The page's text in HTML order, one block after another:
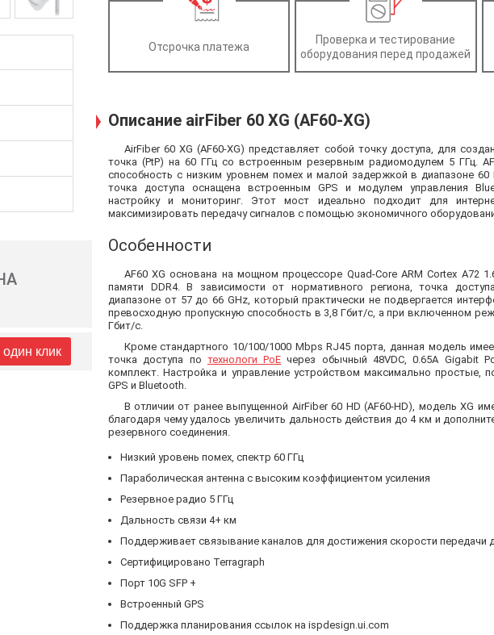
один клик
Отсрочка платежа
Проверка и тестирование
оборудования перед продажей
Описание airFiber 60 XG (AF60-XG)
AirFiber 60 XG (AF60-XG) представляет собой точку доступа, для
точка (PtP) на 60 ГГц со встроенным резервным радиомодулем 5 ГГц.
способность с низким уровнем помех и малой задержкой в диапазоне 60
точка доступа оснащена встроенным GPS и модулем управления
настройку и мониторинг. Этот мост идеально подходит для
максимизировать передачу сигналов с помощью экономичного
Особенности
AF60 XG основана на мощном процессоре Quad-Core ARM Cortex A72
памяти DDR4. В зависимости от нормативного региона, точка
диапазоне от 57 до 66 GHz, который практически не подвергается
превосходную пропускную способность в 3,8 Гбит/с, а при включенном
Гбит/с.
Кроме стандартного 10/100/1000 Mbps RJ45 порта, данная модель
точка доступа по технологи PoE через обычный 48VDC, 0.65A Gigabit
комплект. Настройка и управление устройством максимально простые,
GPS и Bluetooth.
В отличии от ранее выпущенной AirFiber 60 HD (AF60-HD), модель XG
благодаря чему удалось увеличить дальность действия до 4 км и
резервного соединения.
Низкий уровень помех, спектр 60 ГГц
Параболическая антенна с высоким коэффициентом усиления
Резервное радио 5 ГГц
Дальность связи 4+ км
Поддерживает связывание каналов для достижения скорости передачи
Сертифицировано Terragraph
Порт 10G SFP +
Встроенный GPS
Поддержка планирования ссылок на ispdesign.ui.com